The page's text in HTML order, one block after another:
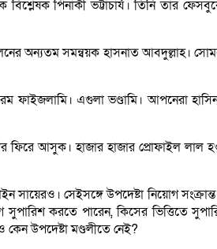
পিনাকী ভট্টাচার্য। তিনি তার
সমন্বয়ক হাসনাত আবদুল্লাহ।
এগুলা ভণ্ডামি। আপনেরা
আসুক। হাজার হাজার প্রোফাইল লাল
সেইসঙ্গে উপদেষ্টা নিয়োগ
সুপারিশ করতে পারেন, কিসের ভিত্তিতে
উপদেষ্টা মণ্ডলীতে নেই?